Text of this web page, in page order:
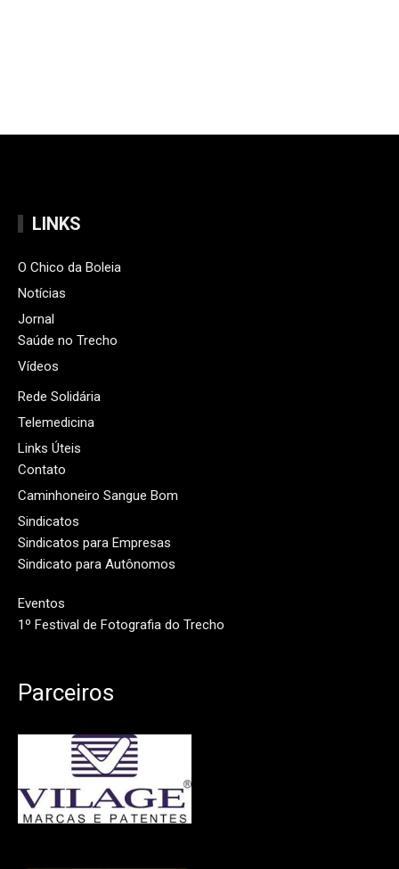
LINKS
O Chico da Boleia
Notícias
Jornal
Saúde no Trecho
Vídeos
Rede Solidária
Telemedicina
Links Úteis
Contato
Caminhoneiro Sangue Bom
Sindicatos
Sindicatos para Empresas
Sindicato para Autônomos
Eventos
1º Festival de Fotografia do Trecho
Parceiros